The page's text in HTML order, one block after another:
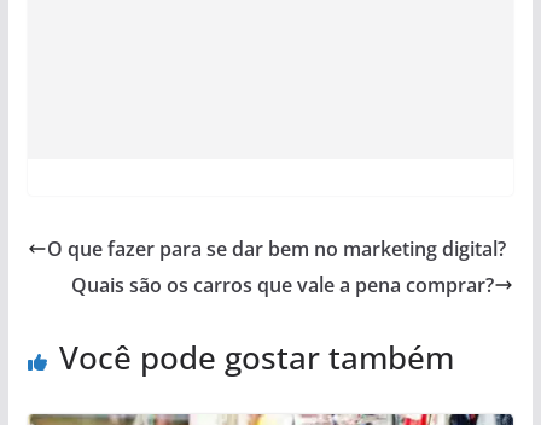
O que fazer para se dar bem no marketing digital?
Quais são os carros que vale a pena comprar?
Você pode gostar também